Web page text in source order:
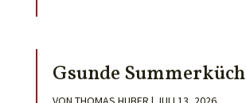
Gsunde Summerküch